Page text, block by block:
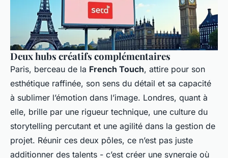
Deux hubs créatifs complémentaires
Paris, berceau de la French Touch, attire pour son
esthétique raffinée, son sens du détail et sa capacité
à sublimer l’émotion dans l’image. Londres, quant à
elle, brille par une rigueur technique, une culture du
storytelling percutant et une agilité dans la gestion de
projet. Réunir ces deux pôles, ce n’est pas juste
additionner des talents - c’est créer une synergie où